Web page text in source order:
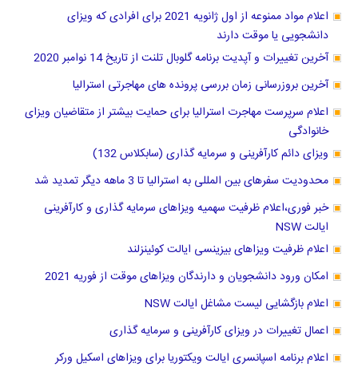
اعلام مواد ممنوعه از اول ژانویه 2021 برای افرادی که ویزای
دانشجویی یا موقت دارند
آخرین تغییرات و آپدیت برنامه گلوبال تلنت از تاریخ 14 نوامبر 2020
آخرین بروزرسانی زمان بررسی پرونده های مهاجرتی استرالیا
اعلام سرپرست مهاجرت استرالیا برای حمایت بیشتر از متقاضیان ویزای
خانوادگی
ویزای دائم کارآفرینی و سرمایه گذاری (سابکلاس 132)
محدودیت سفرهای بین المللی به استرالیا تا 3 ماهه دیگر تمدید شد
خبر فوری،اعلام ظرفیت سهمیه ویزاهای سرمایه گذاری و کارآفرینی
ایالت NSW
اعلام ظرفیت ویزاهای بیزینسی ایالت کوئینزلند
امکان ورود دانشجویان و دارندگان ویزاهای موقت از فوریه 2021
اعلام بازگشایی لیست مشاغل ایالت NSW
اعمال تغییرات در ویزای کارآفرینی و سرمایه گذاری
اعلام برنامه اسپانسری ایالت ویکتوریا برای ویزاهای اسکیل ورکر